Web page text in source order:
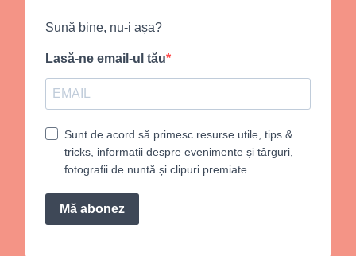
Sună bine, nu-i așa?
Lasă-ne email-ul tău
Sunt de acord să primesc resurse utile, tips &
tricks, informații despre evenimente și târguri,
fotografii de nuntă și clipuri premiate.
Mă abonez